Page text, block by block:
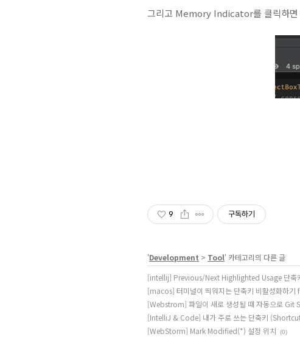
그리고 Memory Indicator를 클릭하면
9 구독하기
'Development > Tool' 카테고리의 다른 글
[intellij] Previous/Next Highlighted Usage 단축
[macos] 터미널이 띄워지는 단축키 비활성화하
[Webstrom] 파일이 새로 생성될 때 자동으로 Git
[IntelliJ & Code] 내가 주로 쓰는 단축키
[WebStorm] Mark Modified(*) 설정 위치 (0)